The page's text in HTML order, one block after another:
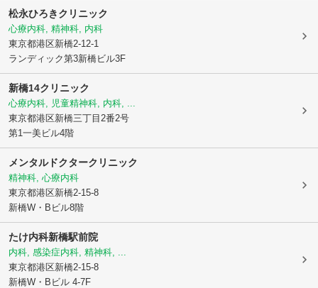
松永ひろきクリニック
心療内科, 精神科, 内科
東京都港区新橋2-12-1
ランディック第3新橋ビル3F
新橋14クリニック
心療内科, 児童精神科, 内科, ...
東京都港区新橋三丁目2番2号
第1一美ビル4階
メンタルドクタークリニック
精神科, 心療内科
東京都港区新橋2-15-8
新橋W・Bビル8階
たけ内科新橋駅前院
内科, 感染症内科, 精神科, ...
東京都港区新橋2-15-8
新橋W・Bビル 4-7F